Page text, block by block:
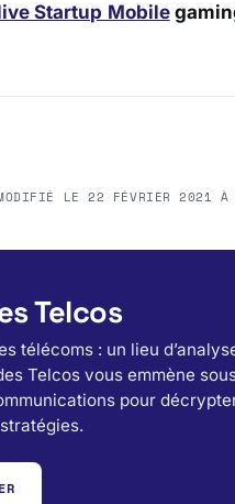
Startup Mobile
LE22 FÉVRIER 2021 À
Telcos
télécoms : un lieu
Telcos vous emmène
pour